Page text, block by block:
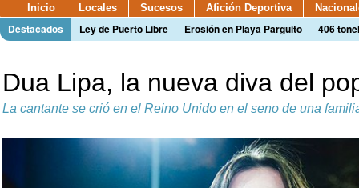
Inicio Locales Sucesos Afición Deportiva
Destacados Ley de Puerto Libre Erosión en Playa Parguito 406
Dua Lipa, la nueva diva del
La cantante se crió en el Reino Unido en el seno de una